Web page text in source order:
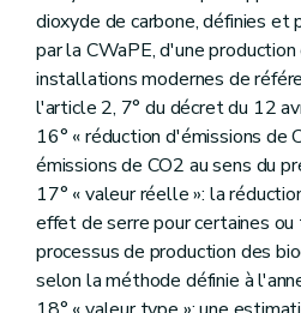
dioxyde de carbone, définies
par la CWaPE, d'une
installations modernes de
l'article 2, 7° du décret du 12
16° « réduction d'émissions de
émissions de CO2 au sens du
17° « valeur réelle »: la
effet de serre pour certaines
processus de production des
selon la méthode définie à